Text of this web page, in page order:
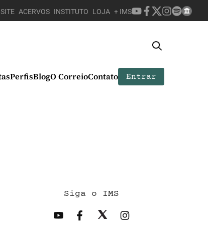
ACERVOS INSTITUTO LOJA + IMS
PerfisBlogO CorreioContato Entrar
Siga o IMS